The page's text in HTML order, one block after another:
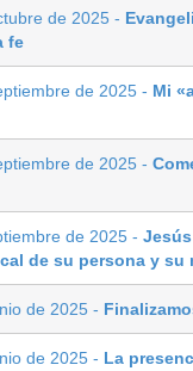
de 2025 -
fe
de 2025 - Mi
de 2025 -
de 2025 -
de su persona y su
de 2025 -
de 2025 - La